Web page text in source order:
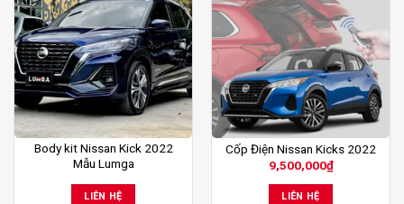
Body kit Nissan Kick 2022
Mẫu Lumga
LIÊN HỆ
Cốp Điện Nissan Kicks 2022
9,500,000₫
LIÊN HỆ